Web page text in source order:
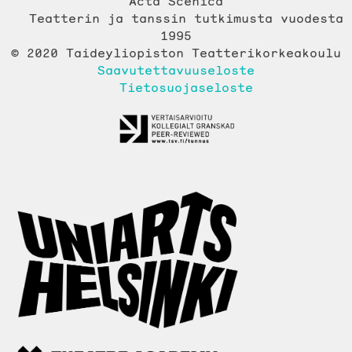
Teatterin ja tanssin tutkimusta vuodesta
1995
© 2020 Taideyliopiston Teatterikorkeakoulu
Saavutettavuuseloste
Tietosuojaseloste